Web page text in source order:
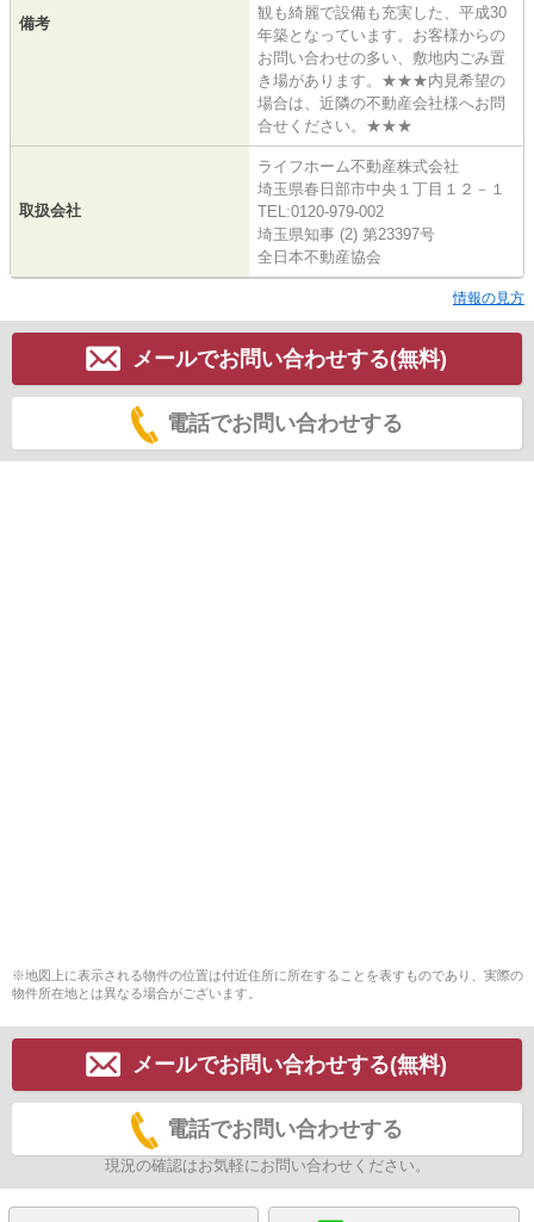
備考
観も綺麗で設備も充実した、平成30
年築となっています。お客様からの
お問い合わせの多い、敷地内ごみ置
き場があります。★★★内見希望の
場合は、近隣の不動産会社様へお問
合せください。★★★
取扱会社
ライフホーム不動産株式会社
埼玉県春日部市中央１丁目１２－１
TEL:0120-979-002
埼玉県知事 (2) 第23397号
全日本不動産協会
情報の見方
メールでお問い合わせする(無料)
電話でお問い合わせする
※地図上に表示される物件の位置は付近住所に所在することを表すものであり、実際の
物件所在地とは異なる場合がございます。
メールでお問い合わせする(無料)
電話でお問い合わせする
現況の確認はお気軽にお問い合わせください。